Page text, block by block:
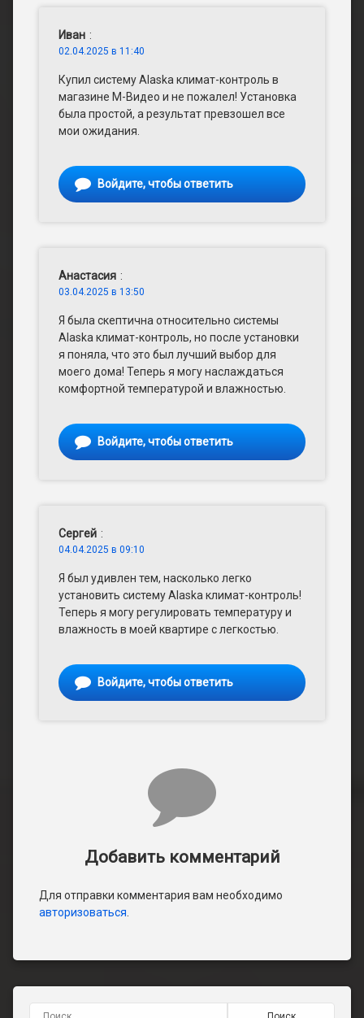
Иван :
02.04.2025 в 11:40
Купил систему Alaska климат-контроль в
магазине М-Видео и не пожалел! Установка
была простой, а результат превзошел все
мои ожидания.
Войдите, чтобы ответить
Анастасия :
03.04.2025 в 13:50
Я была скептична относительно системы
Alaska климат-контроль, но после установки
я поняла, что это был лучший выбор для
моего дома! Теперь я могу наслаждаться
комфортной температурой и влажностью.
Войдите, чтобы ответить
Сергей :
04.04.2025 в 09:10
Я был удивлен тем, насколько легко
установить систему Alaska климат-контроль!
Теперь я могу регулировать температуру и
влажность в моей квартире с легкостью.
Войдите, чтобы ответить
Добавить комментарий
Для отправки комментария вам необходимо
авторизоваться